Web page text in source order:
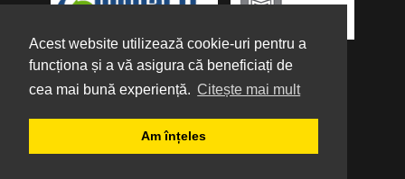
Acest website utilizează cookie-uri pentru a
funcționa și a vă asigura că beneficiați de
cea mai bună experiență. Citește mai mult
Am înțeles
Despre noi | Parteneri
Confidențialitate | Termeni și condiții | Tutorial